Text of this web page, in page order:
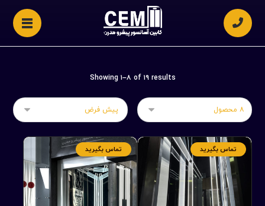
Showing ۱–۸ of ۱۹ results
تماس بگیرید تماس بگیرید